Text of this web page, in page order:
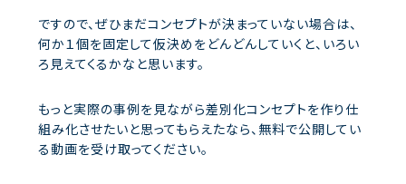
ですので、ぜひまだコンセプトが決まっていない場合は、
何か１個を固定して仮決めをどんどんしていくと、いろい
ろ見えてくるかなと思います。
もっと実際の事例を見ながら差別化コンセプトを作り仕
組み化させたいと思ってもらえたなら、無料で公開してい
る動画を受け取ってください。